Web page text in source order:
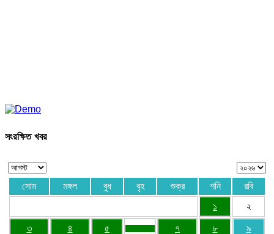
সংরক্ষিত খবর
সোম মঙ্গল বুধ বৃহ শুক্র শনি
রবি
১
২
৩ ৪ ৫ ৭ ৮ ৯